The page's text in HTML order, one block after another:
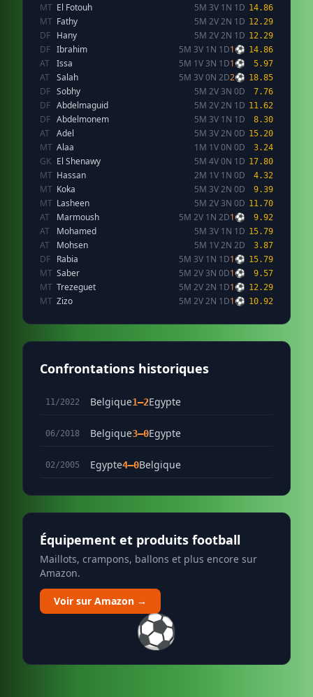
MT El Fotouh 5M 3V 1N 1D 14.86
MT Fathy 5M 2V 2N 1D 12.29
DF Hany 5M 2V 2N 1D 12.29
DF Ibrahim 5M 3V 1N 1D1⚽ 14.86
AT Issa 5M 1V 3N 1D1⚽ 5.97
AT Salah 5M 3V 0N 2D2⚽ 18.85
DF Sobhy 5M 2V 3N 0D 7.76
DF Abdelmaguid 5M 2V 2N 1D 11.62
DF Abdelmonem 5M 3V 1N 1D 8.30
AT Adel 5M 3V 2N 0D 15.20
MT Alaa 1M 1V 0N 0D 3.24
GK El Shenawy 5M 4V 0N 1D 17.80
MT Hassan 2M 1V 1N 0D 4.32
MT Koka 5M 3V 2N 0D 9.39
MT Lasheen 5M 2V 3N 0D 11.70
AT Marmoush 5M 2V 1N 2D1⚽ 9.92
AT Mohamed 5M 3V 1N 1D 15.79
AT Mohsen 5M 1V 2N 2D 3.87
DF Rabia 5M 3V 1N 1D1⚽ 15.79
MT Saber 5M 2V 3N 0D1⚽ 9.57
MT Trezeguet 5M 2V 2N 1D1⚽ 12.29
MT Zizo 5M 2V 2N 1D1⚽ 10.92
Confrontations historiques
11/2022 Belgique1–2Egypte
06/2018 Belgique3–0Egypte
02/2005 Egypte4–0Belgique
Équipement et produits football
Maillots, crampons, ballons et plus encore sur
Amazon.
Voir sur Amazon →
⚽